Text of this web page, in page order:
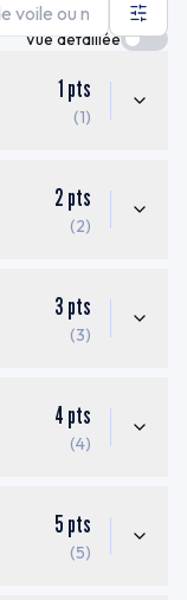
Vue détaillée
1 pts
(1)
2 pts
(2)
3 pts
(3)
4 pts
(4)
5 pts
(5)